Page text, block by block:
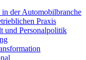
der Automobilbranche
Praxis
und Personalpolitik